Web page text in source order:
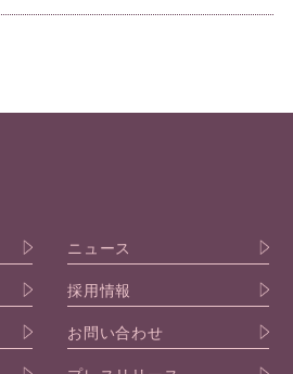
ニュース
採用情報
お問い合わせ